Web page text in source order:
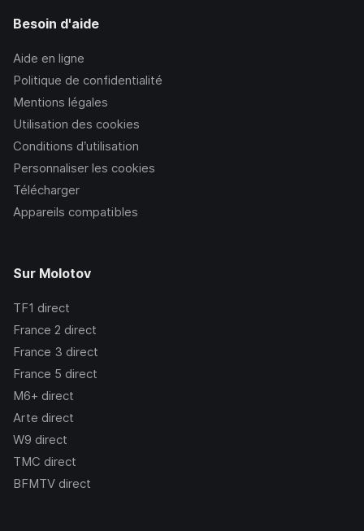
Besoin d'aide
Aide en ligne
Politique de confidentialité
Mentions légales
Utilisation des cookies
Conditions d’utilisation
Personnaliser les cookies
Télécharger
Appareils compatibles
Sur Molotov
TF1 direct
France 2 direct
France 3 direct
France 5 direct
M6+ direct
Arte direct
W9 direct
TMC direct
BFMTV direct